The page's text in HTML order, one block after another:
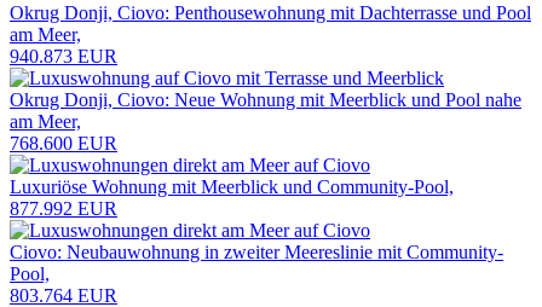
Okrug Donji, Ciovo: Penthousewohnung mit Dachterrasse und Pool
am Meer,
940.873 EUR
Okrug Donji, Ciovo: Neue Wohnung mit Meerblick und Pool nahe
am Meer,
768.600 EUR
Luxuriöse Wohnung mit Meerblick und Community-Pool,
877.992 EUR
Ciovo: Neubauwohnung in zweiter Meereslinie mit Community-
Pool,
803.764 EUR